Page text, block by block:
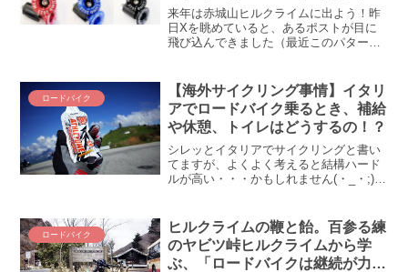
欲し過ぎる！！！
来年は赤城山ヒルクライムに出よう！昨
日Xを眺めていると、あるポストが目に
飛び込んできました（最近このパターン
ド獲得とな（⇒出典）！富士ヒル・ゴー
ルドを目指している方だけ...
ロードバイク
【海外サイクリング事情】イタリ
アでロードバイク乗るとき、補給
や休憩、トイレはどうするの！？
シレッとイタリアでサイクリングと書い
てますが、よくよく考えると結構ハード
ルが高い・・・かもしれません(・_・;)
か）、②交通ルール、③補給（トイレ休
憩含む）、でしょう...
ロードバイク
ヒルクライムの鞭と飴。百参る練
のヤビツ峠ヒルクライムから学
ぶ、「ロードバイクは継続が力な